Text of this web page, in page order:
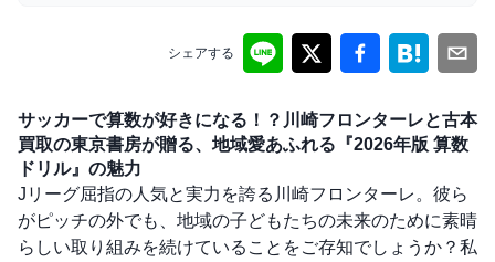
シェアする
サッカーで算数が好きになる！？川崎フロンターレと古本
買取の東京書房が贈る、地域愛あふれる『2026年版 算数
ドリル』の魅力
Jリーグ屈指の人気と実力を誇る川崎フロンターレ。彼ら
がピッチの外でも、地域の子どもたちの未来のために素晴
らしい取り組みを続けていることをご存知でしょうか？私